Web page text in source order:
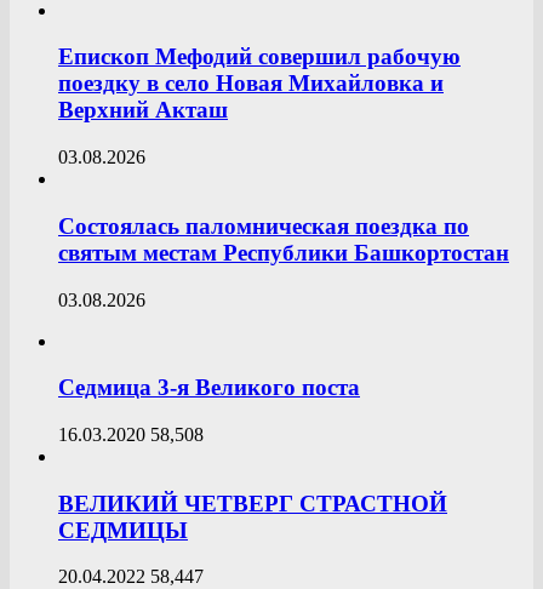
Епископ Мефодий совершил рабочую
поездку в село Новая Михайловка и
Верхний Акташ
03.08.2026
Состоялась паломническая поездка по
святым местам Республики Башкортостан
03.08.2026
Седмица 3-я Великого поста
16.03.2020 58,508
ВЕЛИКИЙ ЧЕТВЕРГ СТРАСТНОЙ
СЕДМИЦЫ
20.04.2022 58,447